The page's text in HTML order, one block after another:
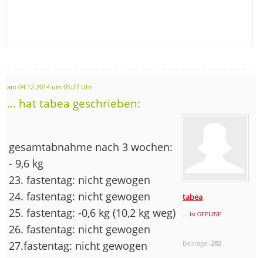
am 04.12.2014 um 05:27 Uhr
... hat tabea geschrieben:
tabea
... ist OFFLINE
Beiträge: 282
gesamtabnahme nach 3 wochen:
- 9,6 kg
23. fastentag: nicht gewogen
24. fastentag: nicht gewogen
25. fastentag: -0,6 kg (10,2 kg weg)
26. fastentag: nicht gewogen
27.fastentag: nicht gewogen